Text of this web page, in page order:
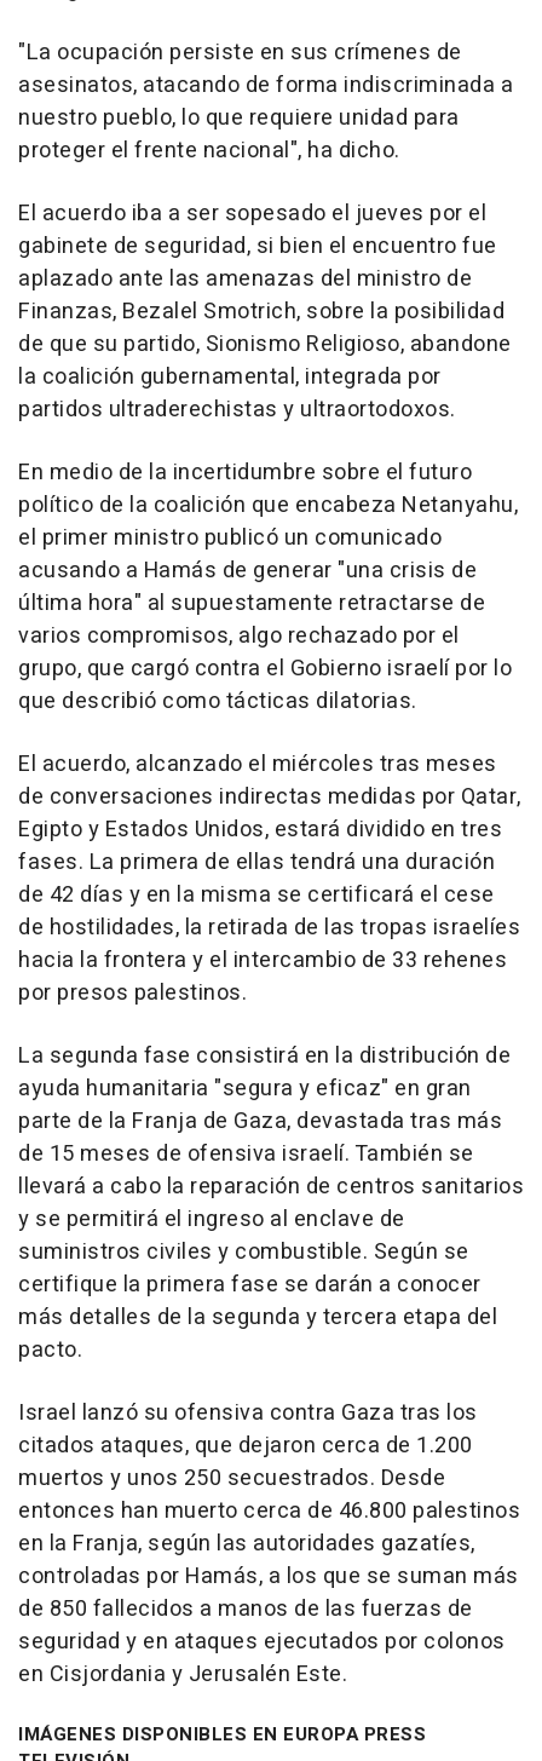
"La ocupación persiste en sus crímenes de
asesinatos, atacando de forma indiscriminada a
nuestro pueblo, lo que requiere unidad para
proteger el frente nacional", ha dicho.
El acuerdo iba a ser sopesado el jueves por el
gabinete de seguridad, si bien el encuentro fue
aplazado ante las amenazas del ministro de
Finanzas, Bezalel Smotrich, sobre la posibilidad
de que su partido, Sionismo Religioso, abandone
la coalición gubernamental, integrada por
partidos ultraderechistas y ultraortodoxos.
En medio de la incertidumbre sobre el futuro
político de la coalición que encabeza Netanyahu,
el primer ministro publicó un comunicado
acusando a Hamás de generar "una crisis de
última hora" al supuestamente retractarse de
varios compromisos, algo rechazado por el
grupo, que cargó contra el Gobierno israelí por lo
que describió como tácticas dilatorias.
El acuerdo, alcanzado el miércoles tras meses
de conversaciones indirectas medidas por Qatar,
Egipto y Estados Unidos, estará dividido en tres
fases. La primera de ellas tendrá una duración
de 42 días y en la misma se certificará el cese
de hostilidades, la retirada de las tropas israelíes
hacia la frontera y el intercambio de 33 rehenes
por presos palestinos.
La segunda fase consistirá en la distribución de
ayuda humanitaria "segura y eficaz" en gran
parte de la Franja de Gaza, devastada tras más
de 15 meses de ofensiva israelí. También se
llevará a cabo la reparación de centros sanitarios
y se permitirá el ingreso al enclave de
suministros civiles y combustible. Según se
certifique la primera fase se darán a conocer
más detalles de la segunda y tercera etapa del
pacto.
Israel lanzó su ofensiva contra Gaza tras los
citados ataques, que dejaron cerca de 1.200
muertos y unos 250 secuestrados. Desde
entonces han muerto cerca de 46.800 palestinos
en la Franja, según las autoridades gazatíes,
controladas por Hamás, a los que se suman más
de 850 fallecidos a manos de las fuerzas de
seguridad y en ataques ejecutados por colonos
en Cisjordania y Jerusalén Este.
IMÁGENES DISPONIBLES EN EUROPA PRESS